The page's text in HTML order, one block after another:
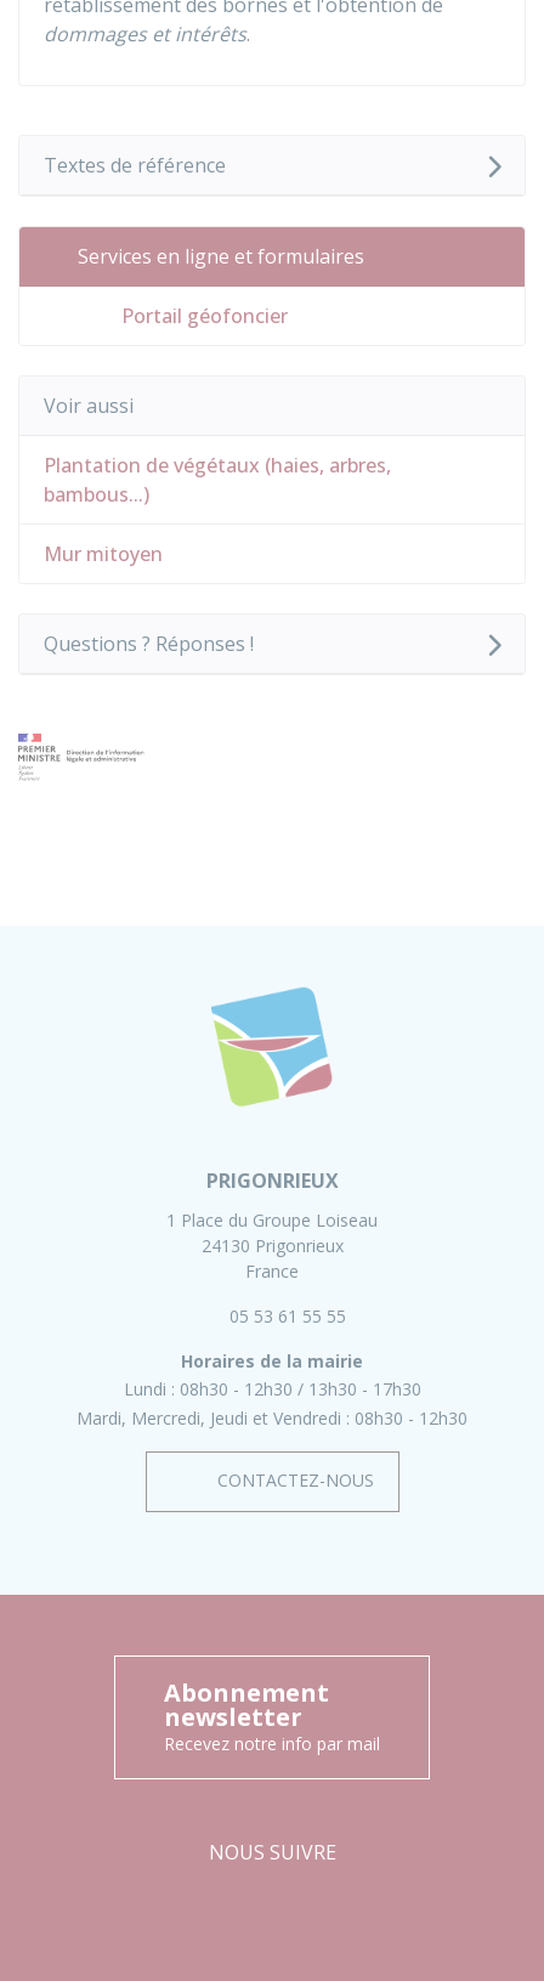
dommages et intérêts.
Textes de référence
Services en ligne et formulaires
Portail géofoncier
Voir aussi
Plantation de végétaux (haies, arbres,
bambous...)
Mur mitoyen
Questions ? Réponses !
PRIGONRIEUX
1 Place du Groupe Loiseau
24130 Prigonrieux
France
05 53 61 55 55
Horaires de la mairie
Lundi : 08h30 - 12h30
13h30 - 17h30
Mardi, Mercredi, Jeudi et Vendredi : 08h30 - 12h30
CONTACTEZ-NOUS
Abonnement
newsletter
Recevez notre info par mail
NOUS SUIVRE